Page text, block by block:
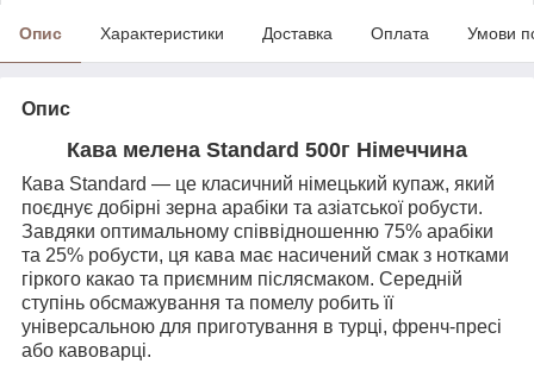
Опис Характеристики Доставка Оплата Умови
Опис
Кава мелена Standard 500г Німеччина
Кава Standard — це класичний німецький купаж, який
поєднує добірні зерна арабіки та азіатської робусти.
Завдяки оптимальному співвідношенню 75% арабіки
та 25% робусти, ця кава має насичений смак з нотками
гіркого какао та приємним післясмаком. Середній
ступінь обсмажування та помелу робить її
універсальною для приготування в турці, френч-пресі
або кавоварці.